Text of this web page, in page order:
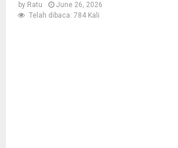
by Ratu
June 26, 2026
Telah dibaca: 784 Kali